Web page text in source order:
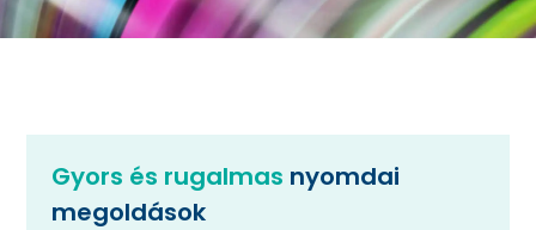
Gyors és rugalmas nyomdai
megoldások